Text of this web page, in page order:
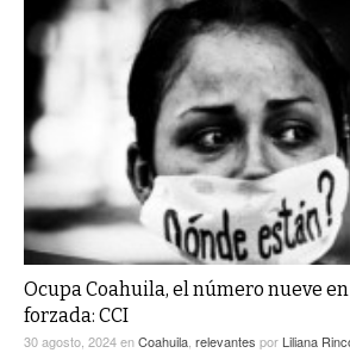
Ocupa Coahuila, el número nueve
forzada: CCI
30 agosto, 2024enCoahuila relevantes por Liliana